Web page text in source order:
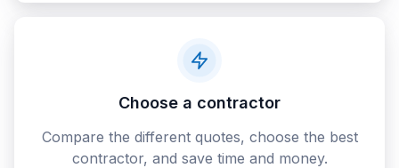
Choose a contractor
Compare the different quotes, choose the best
contractor, and save time and money.